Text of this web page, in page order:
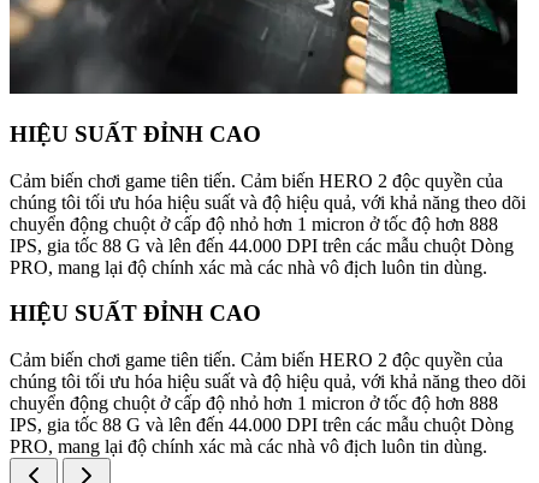
HIỆU SUẤT ĐỈNH CAO
Cảm biến chơi game tiên tiến. Cảm biến HERO 2 độc quyền của
chúng tôi tối ưu hóa hiệu suất và độ hiệu quả, với khả năng theo dõi
chuyển động chuột ở cấp độ nhỏ hơn 1 micron ở tốc độ hơn 888
IPS, gia tốc 88 G và lên đến 44.000 DPI trên các mẫu chuột Dòng
PRO, mang lại độ chính xác mà các nhà vô địch luôn tin dùng.
HIỆU SUẤT ĐỈNH CAO
Cảm biến chơi game tiên tiến. Cảm biến HERO 2 độc quyền của
chúng tôi tối ưu hóa hiệu suất và độ hiệu quả, với khả năng theo dõi
chuyển động chuột ở cấp độ nhỏ hơn 1 micron ở tốc độ hơn 888
IPS, gia tốc 88 G và lên đến 44.000 DPI trên các mẫu chuột Dòng
PRO, mang lại độ chính xác mà các nhà vô địch luôn tin dùng.